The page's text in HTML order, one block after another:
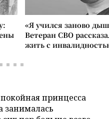
«Я учился заново
Ветеран СВО
жить с
принцесса
занималась